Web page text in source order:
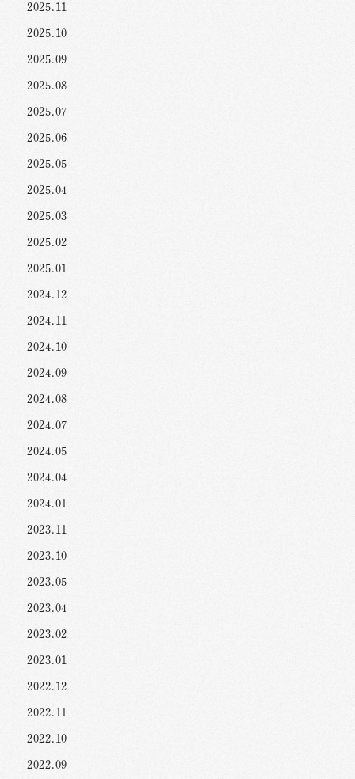
2025.11
2025.10
2025.09
2025.08
2025.07
2025.06
2025.05
2025.04
2025.03
2025.02
2025.01
2024.12
2024.11
2024.10
2024.09
2024.08
2024.07
2024.05
2024.04
2024.01
2023.11
2023.10
2023.05
2023.04
2023.02
2023.01
2022.12
2022.11
2022.10
2022.09